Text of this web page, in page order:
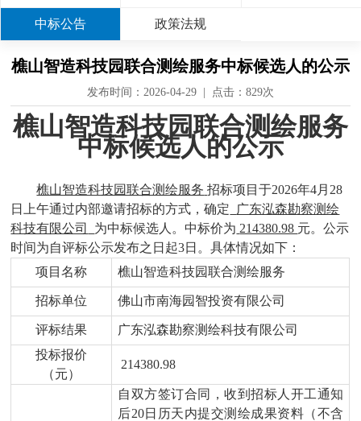
中标公告 政策法规
樵山智造科技园联合测绘服务中标候选人的公示
发布时间：2026-04-29 | 点击： 829次
樵山智造科技园联合测绘服务
中标候选人的公示
樵山智造科技园联合测绘服务 招标项目于2026年4月28
日上午通过内部邀请招标的方式，确定
广东泓森勘察测绘
科技有限公司
为中标候选人。中标价为 214380.98 元。公示
时间为自评标公示发布之日起3日。具体情况如下：
项目名称
樵山智造科技园联合测绘服务
招标单位 佛山市南海园智投资有限公司
评标结果
广东泓森勘察测绘科技有限公司
投标报价
（元）
214380.98
自双方签订合同，收到招标人开工通知
后20日历天内提交测绘成果资料（不含